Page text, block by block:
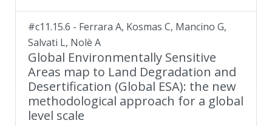
#c11.15.6 - Ferrara A, Kosmas C, Mancino G,
Salvati L, Nolè A
Global Environmentally Sensitive
Areas map to Land Degradation and
Desertification (Global ESA): the new
methodological approach for a global
level scale